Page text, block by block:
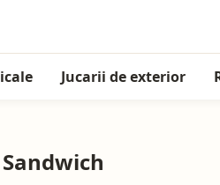
Jucarii de exterior
Sandwich